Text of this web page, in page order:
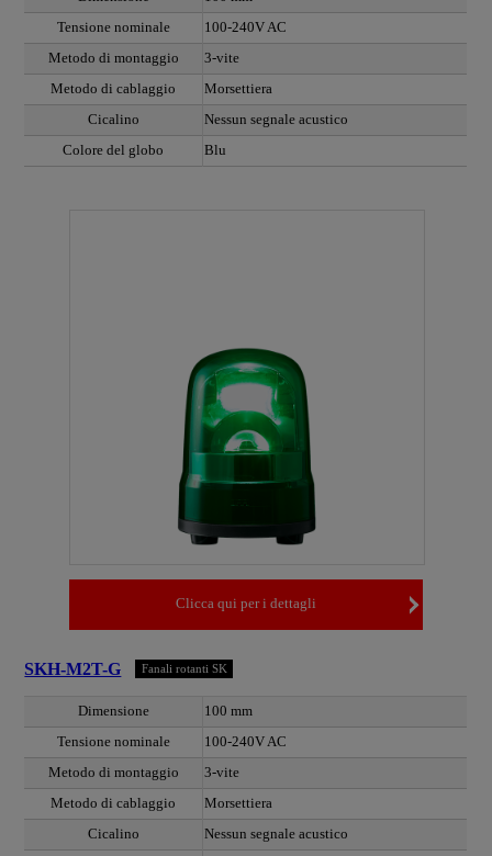
Tensione nominale
100-240V AC
Metodo di montaggio
3-vite
Metodo di cablaggio
Morsettiera
Cicalino
Nessun segnale acustico
Colore del globo
Blu
Clicca qui per i dettagli
SKH-M2T-G Fanali rotanti SK
Dimensione
100 mm
Tensione nominale
100-240V AC
Metodo di montaggio
3-vite
Metodo di cablaggio
Morsettiera
Cicalino
Nessun segnale acustico